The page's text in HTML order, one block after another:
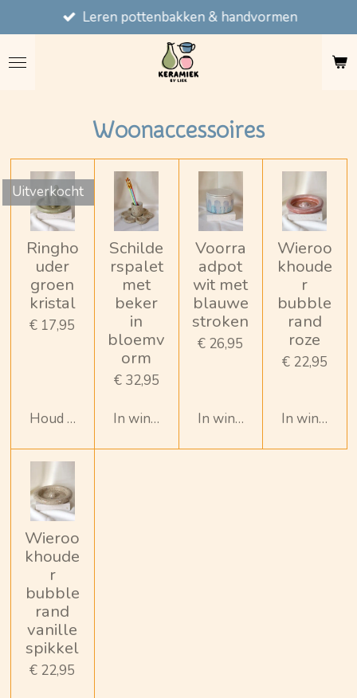
direct
naar
Leren pottenbakken & handvormen
Woonaccessoires
Uitverkocht
Ringho
uder
groen
kristal
€ 17,95
Houd mij op de hoogte
Schilde
rspalet
met
beker
in
bloemv
orm
€ 32,95
In winkelwagen
Voorra
adpot
wit met
blauwe
stroken
€ 26,95
In winkelwagen
Wieroo
khoude
r
bubble
rand
roze
€ 22,95
In
Wieroo
khoude
r
bubble
rand
vanille
spikkel
€ 22,95